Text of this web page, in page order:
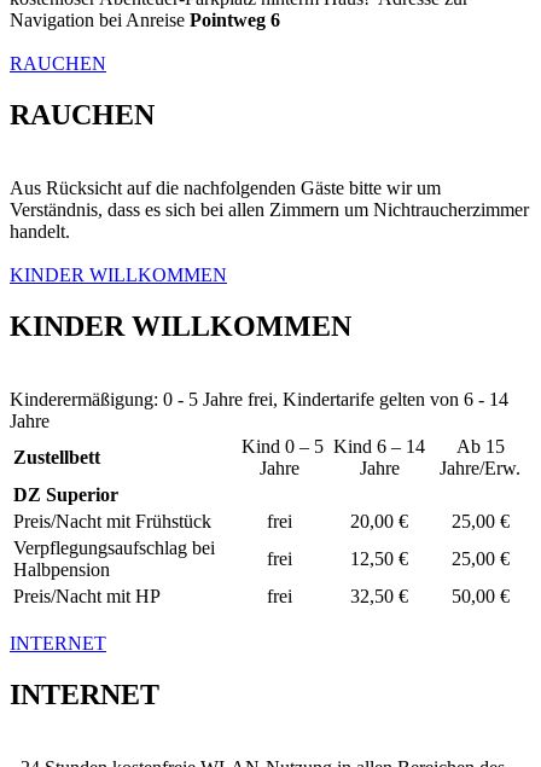
Navigation bei Anreise Pointweg 6
RAUCHEN
RAUCHEN
Aus Rücksicht auf die nachfolgenden Gäste bitte wir um
Verständnis, dass es sich bei allen Zimmern um Nichtraucherzimmer
handelt.
KINDER WILLKOMMEN
KINDER WILLKOMMEN
Kinderermäßigung: 0 - 5 Jahre frei, Kindertarife gelten von 6 - 14
Jahre
Zustellbett
Kind 0 – 5
Jahre
Kind 6 – 14
Jahre
Ab 15
Jahre/Erw.
DZ Superior
Preis/Nacht mit Frühstück
frei 20,00 €
25,00 €
Verpflegungsaufschlag bei
Halbpension
frei 12,50 €
25,00 €
Preis/Nacht mit HP
frei 32,50 € 50,00 €
INTERNET
INTERNET